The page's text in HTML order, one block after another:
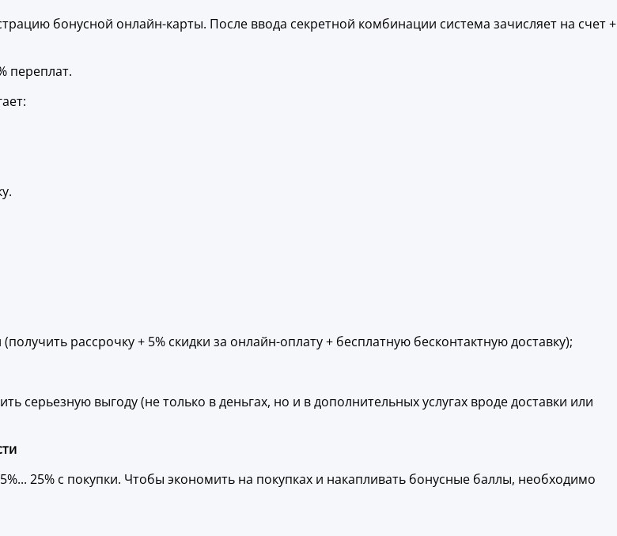
бонусной онлайн-карты. После ввода секретной комбинации система зачисляет на счет
переплат.
рассрочку + 5% скидки за онлайн-оплату + бесплатную бесконтактную доставку);
серьезную выгоду (не только в деньгах, но и в дополнительных услугах вроде доставки или
25% с покупки. Чтобы экономить на покупках и накапливать бонусные баллы, необходимо